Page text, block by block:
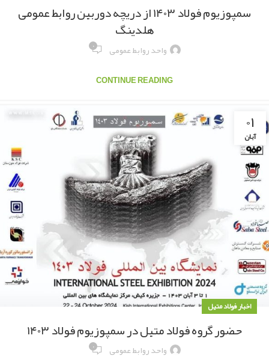
سمپوزیوم فولاد ۱۴۰۳ از دریچه دوربین روابط عمومی
هلدینگ
واحد روابط عمومی ۰
CONTINUE READING
۰۱
آبان
اخبار فولاد متیل
حضور گروه فولاد متیل در سمپوزیوم فولاد ۱۴۰۳
واحد روابط عمومی ۰